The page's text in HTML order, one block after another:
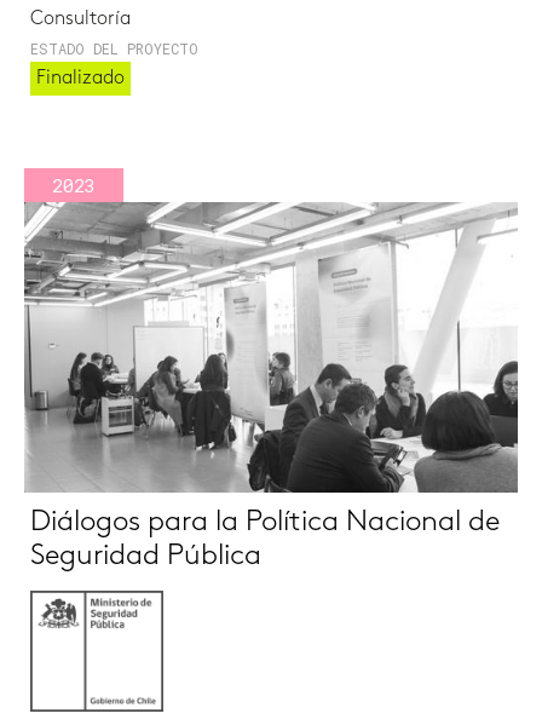
Consultoría
ESTADO DEL PROYECTO
Finalizado
2023
Diálogos para la Política Nacional de
Seguridad Pública